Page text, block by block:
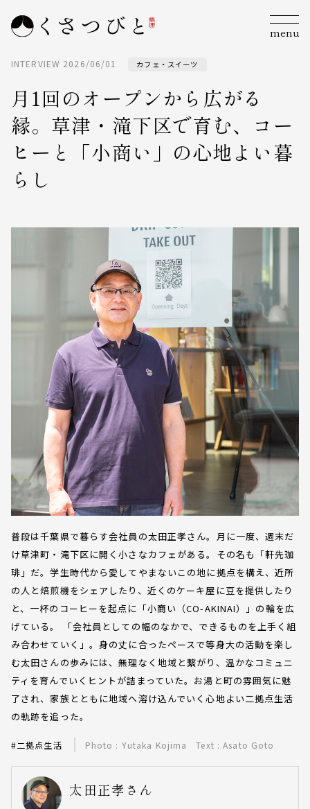
menu
INTERVIEW 2026/06/01 カフェ・スイーツ
月1回のオープンから広がる
縁。草津・滝下区で育む、コー
ヒーと「小商い」の心地よい暮
らし
普段は千葉県で暮らす会社員の太田正孝さん。月に一度、週末だ
け草津町・滝下区に開く小さなカフェがある。その名も「軒先珈
琲」だ。学生時代から愛してやまないこの地に拠点を構え、近所
の人と焙煎機をシェアしたり、近くのケーキ屋に豆を提供したり
と、一杯のコーヒーを起点に「小商い（CO-AKINAI）」の輪を広
げている。 「会社員としての幅のなかで、できるものを上手く組
み合わせていく」。身の丈に合ったペースで等身大の活動を楽し
む太田さんの歩みには、無理なく地域と繋がり、温かなコミュニ
ティを育んでいくヒントが詰まっていた。お湯と町の雰囲気に魅
了され、家族とともに地域へ溶け込んでいく心地よい二拠点生活
の軌跡を追った。
#二拠点生活 Photo : Yutaka Kojima Text : Asato Goto
太田正孝さん